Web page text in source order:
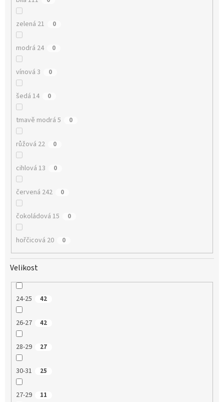
zelená 21 0
modrá 24 0
vínová 3 0
šedá 14 0
tmavě modrá 5 0
růžová 22 0
cihlová 13 0
červená 242 0
čokoládová 15 0
hořčicová 20 0
Velikost
24-25 42
26-27 42
28-29 27
30-31 25
27-29 11